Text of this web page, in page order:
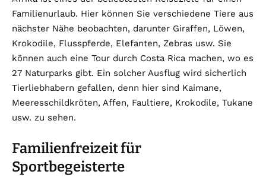
Familienurlaub. Hier können Sie verschiedene Tiere aus
nächster Nähe beobachten, darunter Giraffen, Löwen,
Krokodile, Flusspferde, Elefanten, Zebras usw. Sie
können auch eine Tour durch Costa Rica machen, wo es
27 Naturparks gibt. Ein solcher Ausflug wird sicherlich
Tierliebhabern gefallen, denn hier sind Kaimane,
Meeresschildkröten, Affen, Faultiere, Krokodile, Tukane
usw. zu sehen.
Familienfreizeit für
Sportbegeisterte